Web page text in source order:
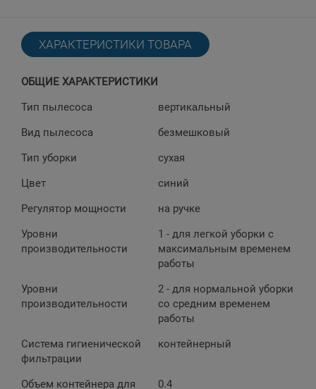
ХАРАКТЕРИСТИКИ ТОВАРА
ОБЩИЕ ХАРАКТЕРИСТИКИ
Тип пылесоса
вертикальный
Вид пылесоса
безмешковый
Тип уборки
сухая
Цвет
синий
Регулятор мощности
на ручке
Уровни
производительности
1 - для легкой уборки с
максимальным временем
работы
Уровни
производительности
2 - для нормальной уборки
со средним временем
работы
Система гигиенической
фильтрации
контейнерный
Объем контейнера для
0.4